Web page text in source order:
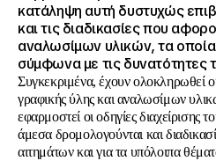
κατάληψη αυτή δυστυχώς
και τις διαδικασίες που
αναλωσίμων υλικών, τα
σύμφωνα με τις δυνατότητες
Συγκεκριμένα, έχουν ολοκληρωθεί
γραφικής ύλης και αναλωσίμων
εφαρμοστεί οι οδηγίες
άμεσα δρομολογούνται και
αιτημάτων και για τα υπόλοιπα